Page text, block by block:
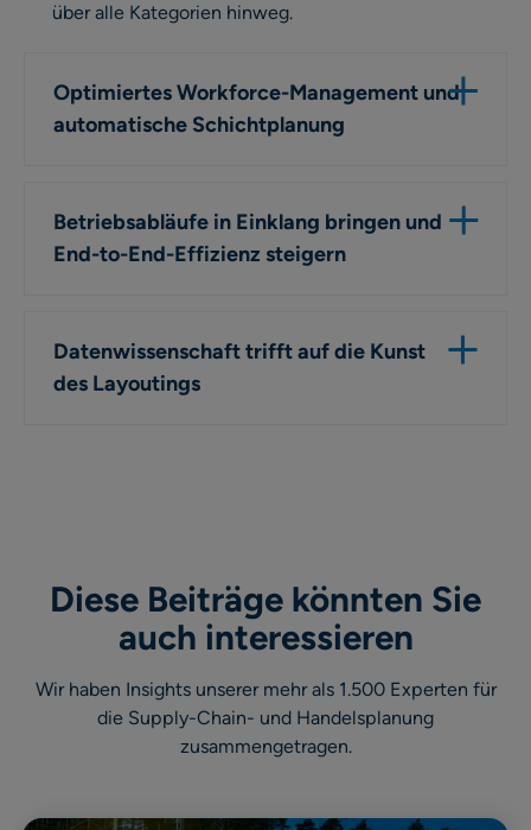
über alle Kategorien hinweg.
Optimiertes Workforce-Management und
automatische Schichtplanung
Betriebsabläufe in Einklang bringen und
End-to-End-Effizienz steigern
Datenwissenschaft trifft auf die Kunst
des Layoutings
Diese Beiträge könnten Sie
auch interessieren
Wir haben Insights unserer mehr als 1.500 Experten für
die Supply-Chain- und Handelsplanung
zusammengetragen.